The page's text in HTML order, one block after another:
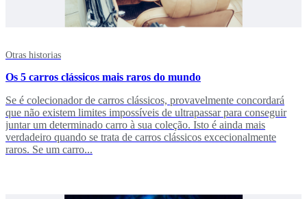
Otras historias
Os 5 carros clássicos mais raros do mundo
Se é colecionador de carros clássicos, provavelmente concordará
que não existem limites impossíveis de ultrapassar para conseguir
juntar um determinado carro à sua coleção. Isto é ainda mais
verdadeiro quando se trata de carros clássicos excecionalmente
raros. Se um carro...